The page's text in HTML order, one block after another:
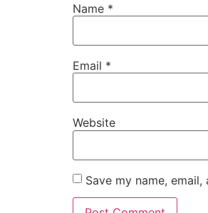
Name *
Email *
Website
Save my name,